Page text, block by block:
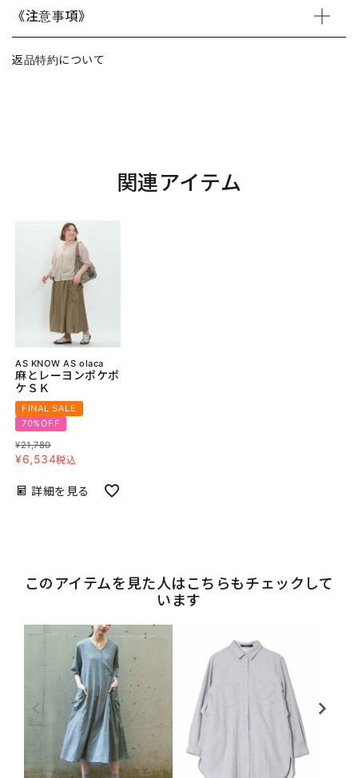
《注意事項》
返品特約について
関連アイテム
AS KNOW AS olaca
麻とレーヨンポケポ
ケＳＫ
FINAL SALE
70%OFF
¥21,780
¥6,534税込
詳細を見る
このアイテムを見た人はこちらもチェックして
います